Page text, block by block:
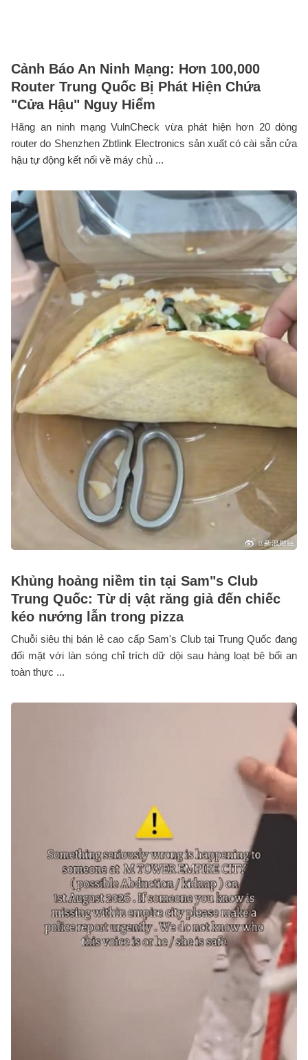
Cảnh Báo An Ninh Mạng: Hơn 100,000
Router Trung Quốc Bị Phát Hiện Chứa
"Cửa Hậu" Nguy Hiểm
Hãng an ninh mạng VulnCheck vừa phát hiện hơn 20 dòng
router do Shenzhen Zbtlink Electronics sản xuất có cài sẵn cửa
hậu tự động kết nối về máy chủ ...
Khủng hoảng niềm tin tại Sam"s Club
Trung Quốc: Từ dị vật răng giả đến chiếc
kéo nướng lẫn trong pizza
Chuỗi siêu thị bán lẻ cao cấp Sam's Club tại Trung Quốc đang
đối mặt với làn sóng chỉ trích dữ dội sau hàng loạt bê bối an
toàn thực ...